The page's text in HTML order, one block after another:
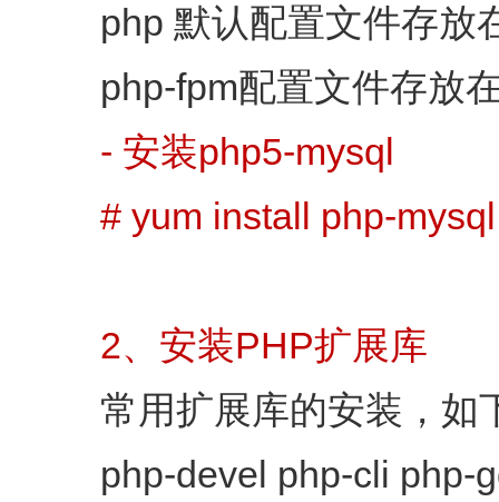
php 默认配置文件存放
php-fpm配置文件存放
- 安装php5-mysql
# yum install php-mysql
2、安装PHP扩展库
常用扩展库的安装，如
php-devel php-cli php-